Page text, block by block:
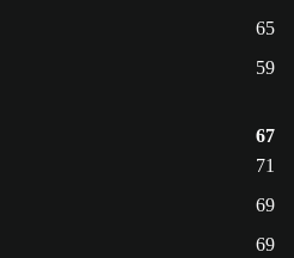
65
59
67
71
69
69